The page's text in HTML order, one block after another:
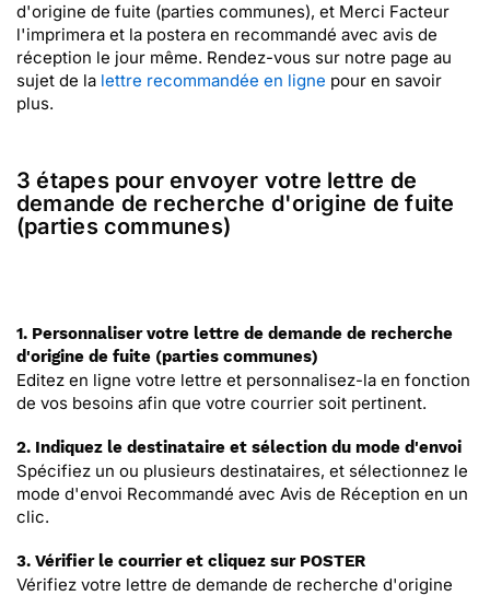
d'origine de fuite (parties communes), et Merci Facteur
l'imprimera et la postera en recommandé avec avis de
réception le jour même. Rendez-vous sur notre page au
sujet de la lettre recommandée en ligne pour en savoir
plus.
3 étapes pour envoyer votre lettre de
demande de recherche d'origine de fuite
(parties communes)
1. Personnaliser votre lettre de demande de recherche
d'origine de fuite (parties communes)
Editez en ligne votre lettre et personnalisez-la en fonction
de vos besoins afin que votre courrier soit pertinent.
2. Indiquez le destinataire et sélection du mode d'envoi
Spécifiez un ou plusieurs destinataires, et sélectionnez le
mode d'envoi Recommandé avec Avis de Réception en un
clic.
3. Vérifier le courrier et cliquez sur POSTER
Vérifiez votre lettre de demande de recherche d'origine